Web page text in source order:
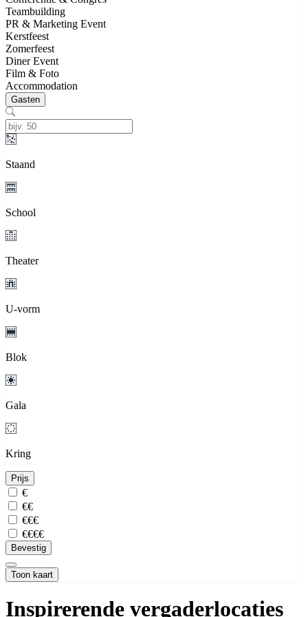
Teambuilding
PR & Marketing Event
Kerstfeest
Zomerfeest
Diner Event
Film & Foto
Accommodation
Gasten
Staand
School
Theater
U-vorm
Blok
Gala
Kring
Prijs
€
€€
€€€
€€€€
Bevestig
Toon kaart
Inspirerende vergaderlocaties